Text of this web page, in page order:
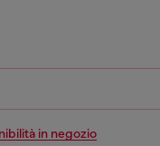
in negozio